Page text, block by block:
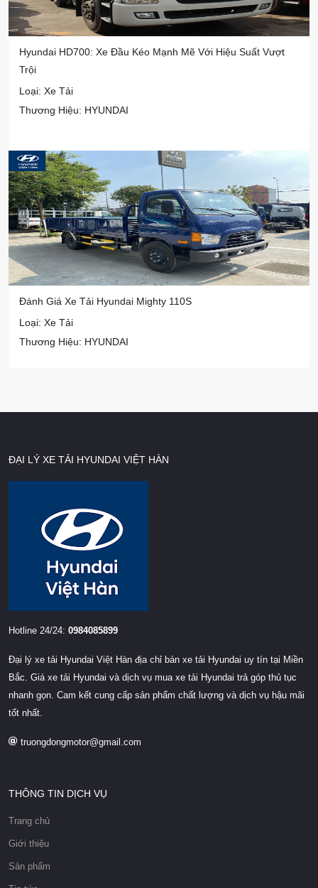
Hyundai HD700: Xe Đầu Kéo Mạnh Mẽ Với Hiệu Suất Vượt
Trội
Loại: Xe Tải
Thương Hiệu: HYUNDAI
Đánh Giá Xe Tải Hyundai Mighty 110S
Loại: Xe Tải
Thương Hiệu: HYUNDAI
ĐẠI LÝ XE TẢI HYUNDAI VIỆT HÀN
Hotline 24/24: 0984085899
Đại lý xe tải Hyundai Việt Hàn địa chỉ bán xe tải Hyundai uy tín tại Miền
Bắc. Giá xe tải Hyundai và dịch vụ mua xe tải Hyundai trả góp thủ tục
nhanh gọn. Cam kết cung cấp sản phẩm chất lượng và dịch vụ hậu mãi
tốt nhất.
truongdongmotor@gmail.com
THÔNG TIN DỊCH VỤ
Trang chủ
Giới thiệu
Sản phẩm